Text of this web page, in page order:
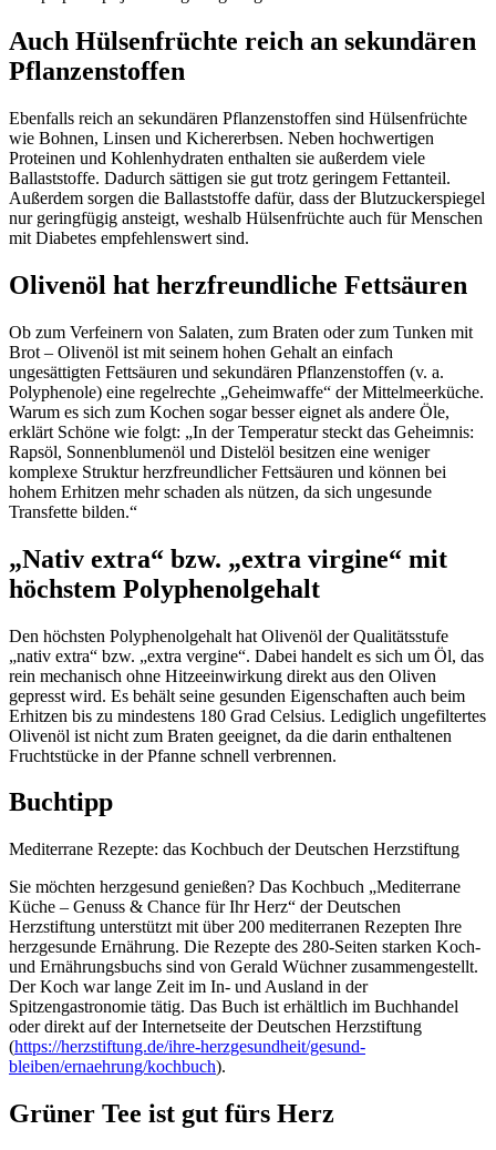
Auch Hülsenfrüchte reich an sekundären
Pflanzenstoffen
Ebenfalls reich an sekundären Pflanzenstoffen sind Hülsenfrüchte
wie Bohnen, Linsen und Kichererbsen. Neben hochwertigen
Proteinen und Kohlenhydraten enthalten sie außerdem viele
Ballaststoffe. Dadurch sättigen sie gut trotz geringem Fettanteil.
Außerdem sorgen die Ballaststoffe dafür, dass der Blutzuckerspiegel
nur geringfügig ansteigt, weshalb Hülsenfrüchte auch für Menschen
mit Diabetes empfehlenswert sind.
Olivenöl hat herzfreundliche Fettsäuren
Ob zum Verfeinern von Salaten, zum Braten oder zum Tunken mit
Brot – Olivenöl ist mit seinem hohen Gehalt an einfach
ungesättigten Fettsäuren und sekundären Pflanzenstoffen (v. a.
Polyphenole) eine regelrechte „Geheimwaffe“ der Mittelmeerküche.
Warum es sich zum Kochen sogar besser eignet als andere Öle,
erklärt Schöne wie folgt: „In der Temperatur steckt das Geheimnis:
Rapsöl, Sonnenblumenöl und Distelöl besitzen eine weniger
komplexe Struktur herzfreundlicher Fettsäuren und können bei
hohem Erhitzen mehr schaden als nützen, da sich ungesunde
Transfette bilden.“
„Nativ extra“ bzw. „extra virgine“ mit
höchstem Polyphenolgehalt
Den höchsten Polyphenolgehalt hat Olivenöl der Qualitätsstufe
„nativ extra“ bzw. „extra vergine“. Dabei handelt es sich um Öl, das
rein mechanisch ohne Hitzeeinwirkung direkt aus den Oliven
gepresst wird. Es behält seine gesunden Eigenschaften auch beim
Erhitzen bis zu mindestens 180 Grad Celsius. Lediglich ungefiltertes
Olivenöl ist nicht zum Braten geeignet, da die darin enthaltenen
Fruchtstücke in der Pfanne schnell verbrennen.
Buchtipp
Mediterrane Rezepte: das Kochbuch der Deutschen Herzstiftung
Sie möchten herzgesund genießen? Das Kochbuch „Mediterrane
Küche – Genuss & Chance für Ihr Herz“ der Deutschen
Herzstiftung unterstützt mit über 200 mediterranen Rezepten Ihre
herzgesunde Ernährung. Die Rezepte des 280-Seiten starken Koch-
und Ernährungsbuchs sind von Gerald Wüchner zusammengestellt.
Der Koch war lange Zeit im In- und Ausland in der
Spitzengastronomie tätig. Das Buch ist erhältlich im Buchhandel
oder direkt auf der Internetseite der Deutschen Herzstiftung
(https://herzstiftung.de/ihre-herzgesundheit/gesund-
bleiben/ernaehrung/kochbuch).
Grüner Tee ist gut fürs Herz